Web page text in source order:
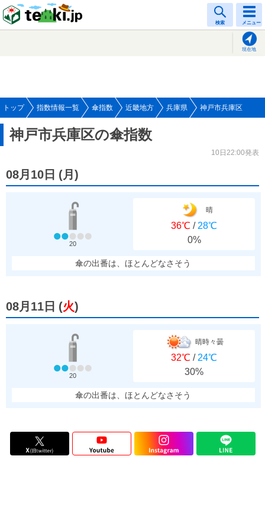
検索 メニュー
現在地
トップ 指数情報一覧 傘指数 近畿地方 兵庫県 神戸市兵庫区
神戸市兵庫区の傘指数
10日22:00発表
08月10日 (月 )
20
晴
36℃ / 28℃
0%
傘の出番は、ほとんどなさそう
08月11日 (火)
20
晴時々曇
32℃ / 24℃
30%
傘の出番は、ほとんどなさそう